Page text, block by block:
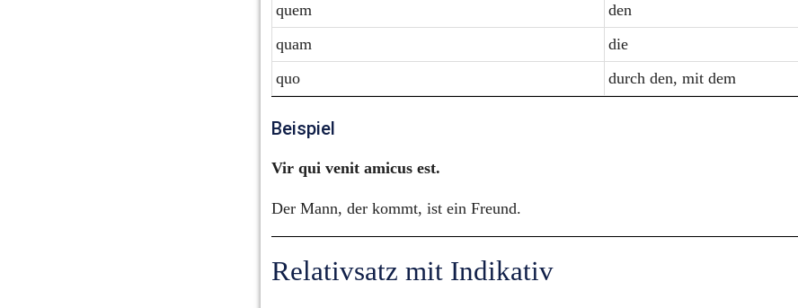
quem
den
quam
die
quo
durch den, mit dem
Beispiel
Vir qui venit amicus est.
Der Mann, der kommt, ist ein Freund.
Relativsatz mit Indikativ